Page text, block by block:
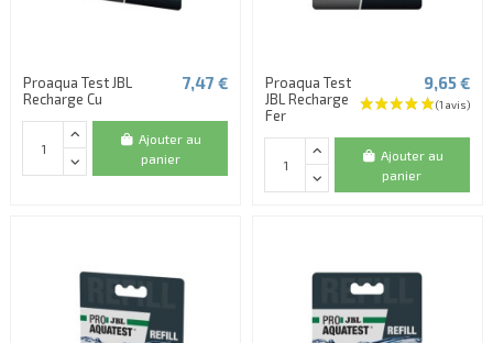
Proaqua Test JBL
Recharge Cu
7,47 €
Ajouter au
panier
Proaqua Test
JBL Recharge
Fer
9,65 €
Ajouter au
panier